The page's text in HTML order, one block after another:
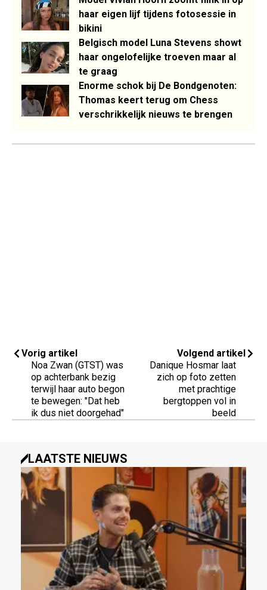
haar eigen lijf tijdens fotosessie in
bikini
Belgisch model Luna Stevens showt
haar ongelofelijke troeven maar al
te graag
Enorme schok bij De Bondgenoten:
Thomas keert terug om Chess
verschrikkelijk nieuws te brengen
Vorig artikel
Noa Zwan (GTST) was
op achterbank bezig
terwijl haar auto begon
te bewegen: "Dat heb
ik dus niet doorgehad"
Volgend artikel
Danique Hosmar laat
zich op foto zetten
met prachtige
bergtoppen vol in
beeld
LAATSTE NIEUWS